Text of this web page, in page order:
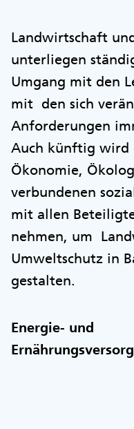
Landwirtschaft
unterliegen
Umgang mit den
mit den sich
Anforderungen
Auch künftig wird
Ökonomie,
verbundenen
mit allen
nehmen, um
Umweltschutz in
gestalten.
Energie- und